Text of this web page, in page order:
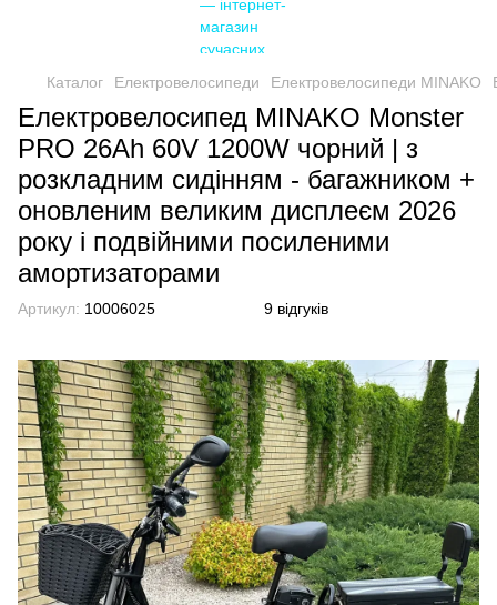
Каталог Електровелосипеди Електровелосипеди MINAKO
Електровелосипед MINAKO Monster
PRO 26Ah 60V 1200W чорний | з
розкладним сидінням - багажником +
оновленим великим дисплеєм 2026
року і подвійними посиленими
амортизаторами
Артикул: 10006025 9 відгуків